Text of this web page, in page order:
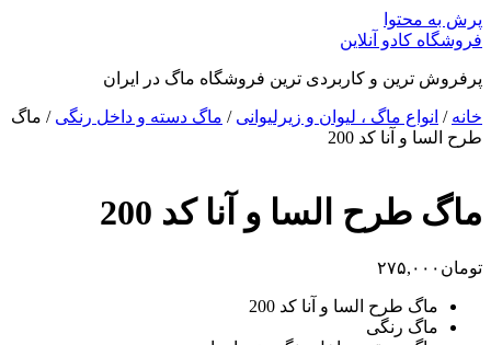
پرش به محتوا
فروشگاه کادو آنلاین
پرفروش ترین و کاربردی ترین فروشگاه ماگ در ایران
خانه / انواع ماگ ، لیوان و زیرلیوانی / ماگ دسته و داخل رنگی / ماگ
طرح السا و آنا کد 200
ماگ طرح السا و آنا کد 200
تومان ۲۷۵,۰۰۰
ماگ طرح السا و آنا کد 200
ماگ رنگی